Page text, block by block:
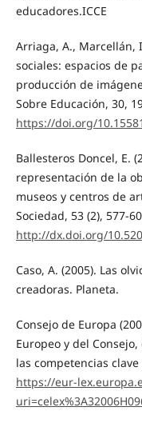
educadores.ICCE
Arriaga, A., Marcellán,
sociales: espacios de
producción de
Sobre Educación, 30,
https://doi.org/
Ballesteros Doncel, E.
representación de la
museos y centros de
Sociedad, 53 (2), 577-
http://dx.doi.org/
Caso, A. (2005). Las
creadoras. Planeta.
Consejo de Europa
Europeo y del
las competencias
https://eur-